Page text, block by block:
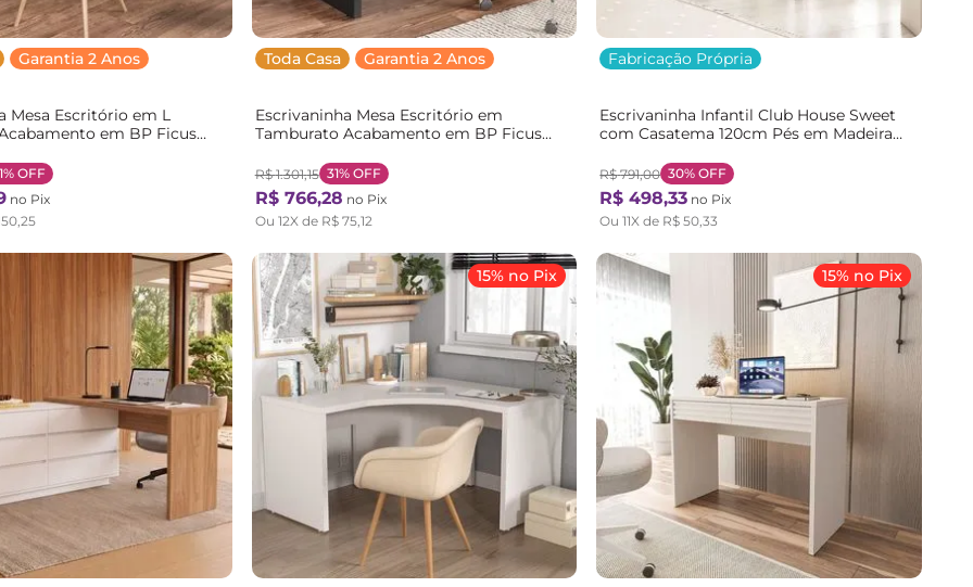
Garantia 2 Anos
Mesa Escritório em L
em BP Ficus
OFF
no Pix
,25
Toda Casa Garantia 2 Anos
Escrivaninha Mesa Escritório em
Tamburato Acabamento em BP Ficus
Preto
R$ 1.301,15 31%OFF
R$ 766,28 no Pix
Ou 12X de R$ 75,12
Fabricação Própria
Escrivaninha Infantil Club House Sweet
com Casatema 120cm Pés em Madeira
R$ 791,00 30% OFF
R$ 498,33 no Pix
Ou11X de R$ 50,33
15% no Pix 15% no Pix